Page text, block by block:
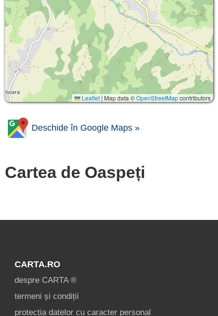
Leaflet | Map data ©OpenStreetMapcontributors
Deschide în Google Maps »
Cartea de Oaspeți
CARTA.RO
despre CARTA ®
termeni și condiții
protecția datelor cu caracter personal